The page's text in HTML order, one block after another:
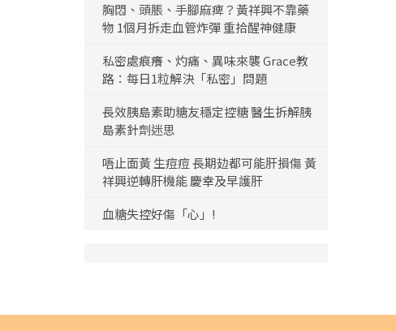
胸悶、頭脹、手腳麻痺？黃祥興不靠藥
物 1個月拆走血管炸彈 重拾醒神健康
私密處痕癢、灼痛、異味來襲 Grace教
路：每日1粒解決「私密」問題
長效胰島素助糖友穩定控糖 醫生拆解胰
島素針劑迷思
唔止面黃 生痘痘 長期攰都可能肝損傷 黃
祥興逆轉肝機能 慶幸及早護肝
血糖失控好傷「心」!